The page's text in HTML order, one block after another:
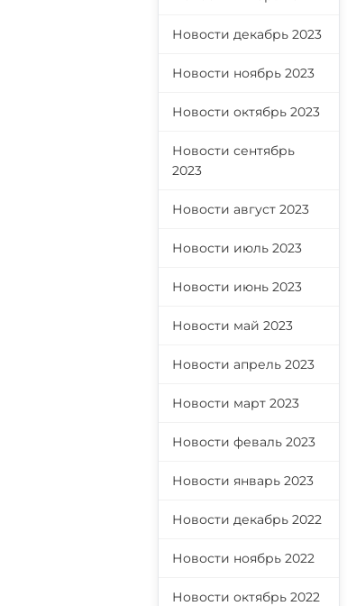
Новости декабрь 2023
Новости ноябрь 2023
Новости октябрь 2023
Новости сентябрь
2023
Новости август 2023
Новости июль 2023
Новости июнь 2023
Новости май 2023
Новости апрель 2023
Новости март 2023
Новости феваль 2023
Новости январь 2023
Новости декабрь 2022
Новости ноябрь 2022
Новости октябрь 2022